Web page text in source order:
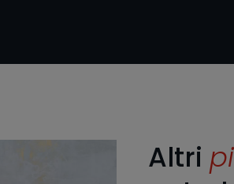
Altri